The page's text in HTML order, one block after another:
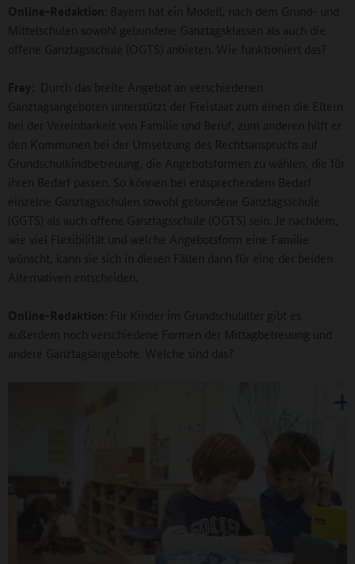
Online-Redaktion: Bayern hat ein Modell, nach dem Grund- und
Mittelschulen sowohl gebundene Ganztagsklassen als auch die
offene Ganztagsschule (OGTS) anbieten. Wie funktioniert das?
Frey:
Durch das breite Angebot an verschiedenen
Ganztagsangeboten unterstützt der Freistaat zum einen die Eltern
bei der Vereinbarkeit von Familie und Beruf, zum anderen hilft er
den Kommunen bei der Umsetzung des Rechtsanspruchs auf
Grundschulkindbetreuung, die Angebotsformen zu wählen, die für
ihren Bedarf passen. So können bei entsprechendem Bedarf
einzelne Ganztagsschulen sowohl gebundene Ganztagsschule
(GGTS) als auch offene Ganztagsschule (OGTS) sein. Je nachdem,
wie viel Flexibilität und welche Angebotsform eine Familie
wünscht, kann sie sich in diesen Fällen dann für eine der beiden
Alternativen entscheiden.
Online-Redaktion: Für Kinder im Grundschulalter gibt es
außerdem noch verschiedene Formen der Mittagbetreuung und
andere Ganztagsangebote. Welche sind das?